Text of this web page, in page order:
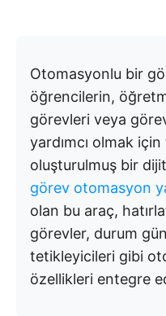
Otomasyonlu bir
öğrencilerin,
görevleri veya
yardımcı olmak
oluşturulmuş bir
görev otomasyon
olan bu araç,
görevler, durum
tetikleyicileri gibi
özellikleri entegre